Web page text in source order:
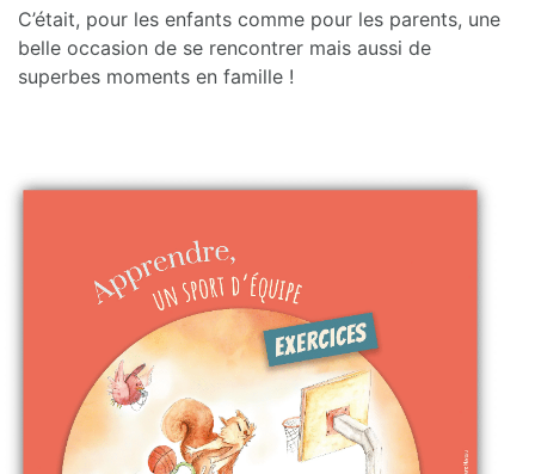
C’était, pour les enfants comme pour les parents, une
belle occasion de se rencontrer mais aussi de
superbes moments en famille !